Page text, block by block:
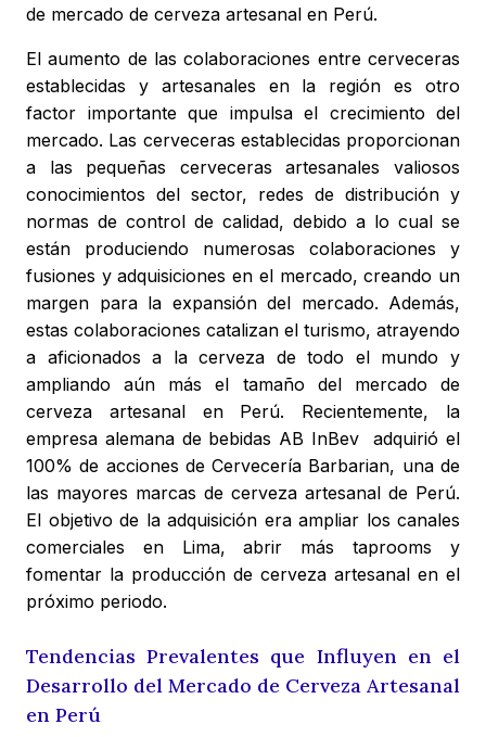
de mercado de cerveza artesanal en Perú.
El aumento de las colaboraciones entre cerveceras
establecidas y artesanales en la región es otro
factor importante que impulsa el crecimiento del
mercado. Las cerveceras establecidas proporcionan
a las pequeñas cerveceras artesanales valiosos
conocimientos del sector, redes de distribución y
normas de control de calidad, debido a lo cual se
están produciendo numerosas colaboraciones y
fusiones y adquisiciones en el mercado, creando un
margen para la expansión del mercado. Además,
estas colaboraciones catalizan el turismo, atrayendo
a aficionados a la cerveza de todo el mundo y
ampliando aún más el tamaño del mercado de
cerveza artesanal en Perú. Recientemente, la
empresa alemana de bebidas AB InBev adquirió el
100% de acciones de Cervecería Barbarian, una de
las mayores marcas de cerveza artesanal de Perú.
El objetivo de la adquisición era ampliar los canales
comerciales en Lima, abrir más taprooms y
fomentar la producción de cerveza artesanal en el
próximo periodo.
Tendencias Prevalentes que Influyen en el
Desarrollo del Mercado de Cerveza Artesanal
en Perú